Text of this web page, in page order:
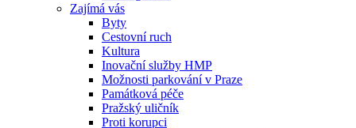
Zajímá vás
Byty
Cestovní ruch
Kultura
Inovační služby HMP
Možnosti parkování v Praze
Památková péče
Pražský uličník
Proti korupci